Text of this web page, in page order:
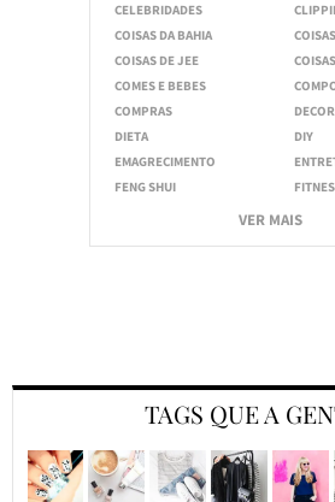
CELEBRIDADES
COISAS DA BAHIA
COISAS DE JEE
COMES E BEBES
COMPRAS
DIETA
DIY
EMAGRECIMENTO
FENG SHUI
VER MAIS
TAGS QUE A